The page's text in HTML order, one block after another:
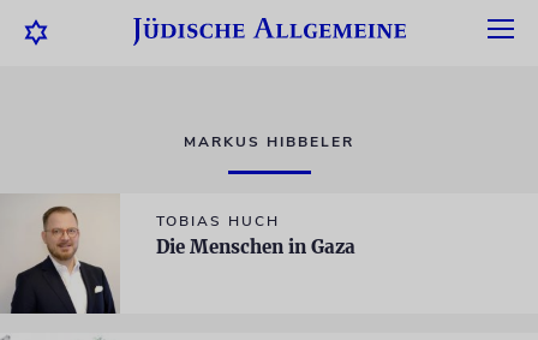
MARKUS HIBBELER
TOBIAS HUCH
Die Menschen in Gaza